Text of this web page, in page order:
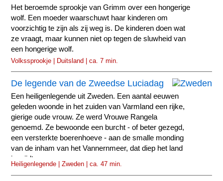
Het beroemde sprookje van Grimm over een hongerige
wolf. Een moeder waarschuwt haar kinderen om
voorzichtig te zijn als zij weg is. De kinderen doen wat
ze vraagt, maar kunnen niet op tegen de sluwheid van
een hongerige wolf.
Volkssprookje | Duitsland | ca. 7 min.
De legende van de Zweedse Luciadag
Een heiligenlegende uit Zweden. Een aantal eeuwen
geleden woonde in het zuiden van Varmland een rijke,
gierige oude vrouw. Ze werd Vrouwe Rangela
genoemd. Ze bewoonde een burcht - of beter gezegd,
een versterkte boerenhoeve - aan de smalle monding
van de inham van het Vannernmeer, dat diep het land
insnijdt.
Heiligenlegende | Zweden | ca. 47 min.